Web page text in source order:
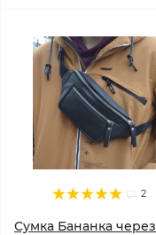
2
Сумка Бананка через